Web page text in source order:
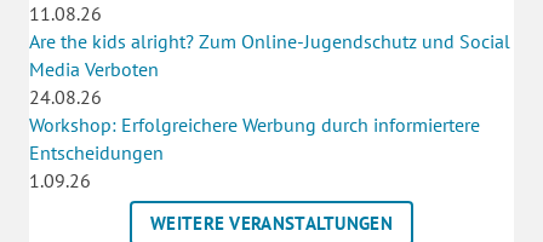
11.08.26
Are the kids alright? Zum Online-Jugendschutz und Social
Media Verboten
24.08.26
Workshop: Erfolgreichere Werbung durch informiertere
Entscheidungen
1.09.26
WEITERE VERANSTALTUNGEN